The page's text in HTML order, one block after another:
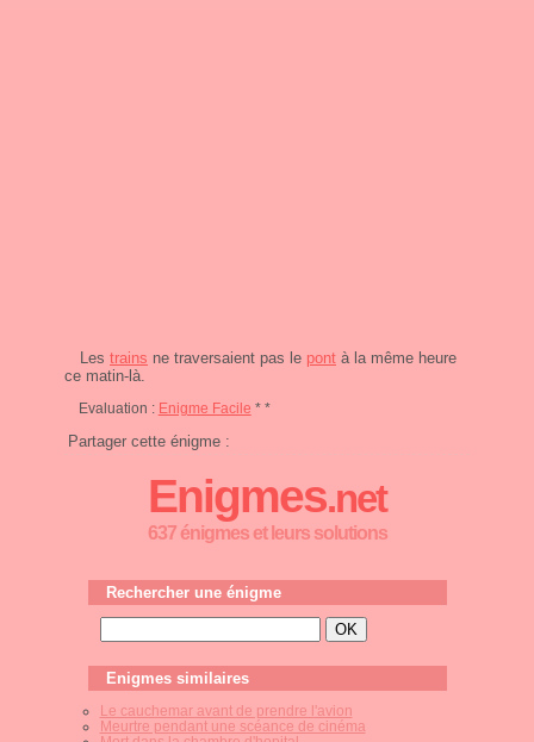
Les trains ne traversaient pas le pont à la même heure
ce matin-là.
Evaluation : Enigme Facile * *
Partager cette énigme :
Enigmes.net
637 énigmes et leurs solutions
Rechercher une énigme
Enigmes similaires
Le cauchemar avant de prendre l'avion
Meurtre pendant une scéance de cinéma